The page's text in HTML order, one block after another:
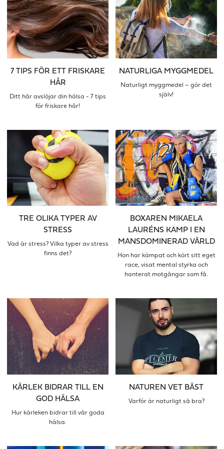
7 TIPS FÖR ETT FRISKARE
HÅR
Ditt hår avslöjar din hälsa - 7 tips
för friskare hår!
NATURLIGA MYGGMEDEL
Naturligt myggmedel – gör det
själv!
TRE OLIKA TYPER AV
STRESS
Vad är stress? Vilka typer av stress
finns det?
BOXAREN MIKAELA
LAURÉNS KAMP I EN
MANSDOMINERAD VÄRLD
Hon har kämpat och kört sitt eget
race, visat mental styrka och
hanterat motgångar som få.
KÄRLEK BIDRAR TILL EN
GOD HÄLSA
Hur kärleken bidrar till vår goda
hälsa.
NATUREN VET BÄST
Varför är naturligt så bra?